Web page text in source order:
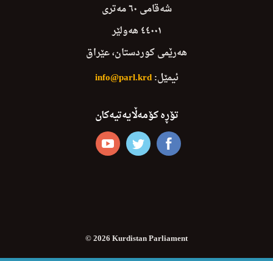
شەقامی ٦٠ مەتری
٤٤٠٠١ هەولێر
هەرێمی کوردستان، عێراق
ئیمێل:info@parl.krd
تۆڕە کۆمەڵایەتیەکان
© 2026 Kurdistan Parliament